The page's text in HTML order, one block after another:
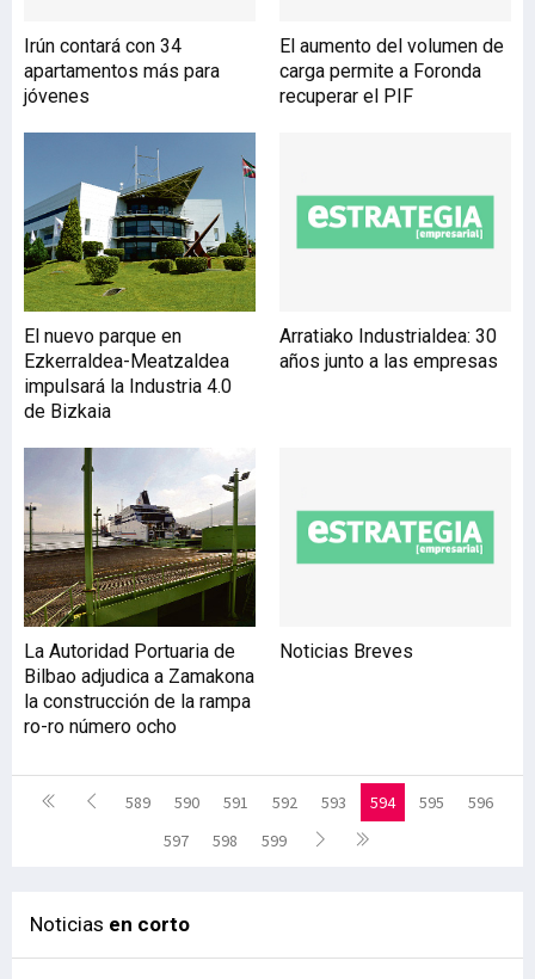
septiembre, respec
Irún contará con 34
apartamentos más para
jóvenes
El aumento del volumen de
carga permite a Foronda
recuperar el PIF
El nuevo parque en
Ezkerraldea-Meatzaldea
impulsará la Industria 4.0
de Bizkaia
Arratiako Industrialdea: 30
años junto a las empresas
La Autoridad Portuaria de
Bilbao adjudica a Zamakona
la construcción de la rampa
ro-ro número ocho
Noticias Breves
589 590 591 592 593 594 595
596
597
598 599
Noticias en corto